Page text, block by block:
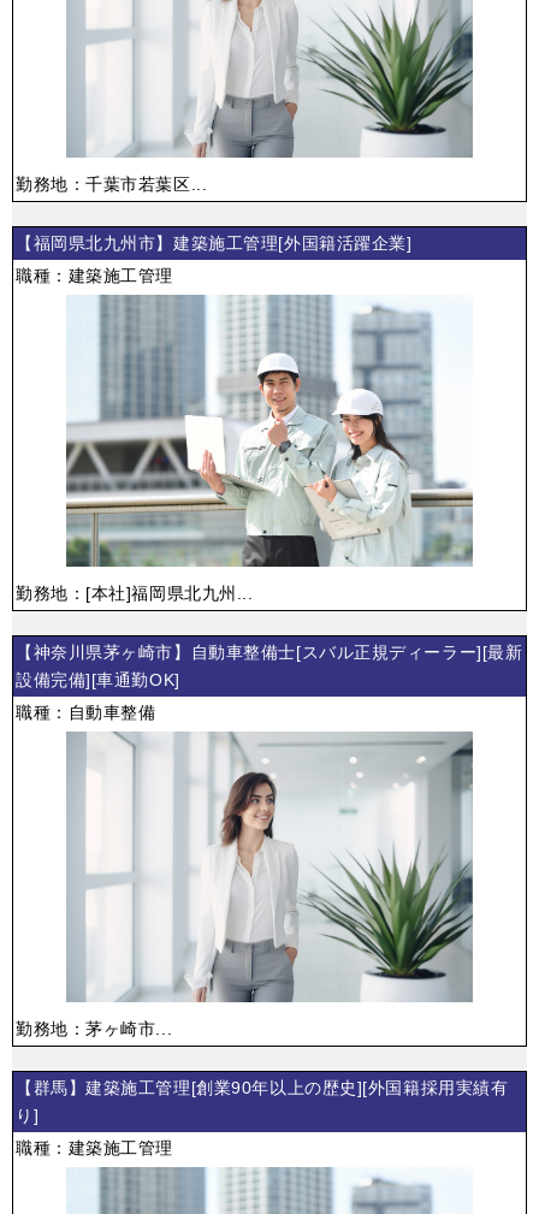
勤務地：千葉市若葉区...
【福岡県北九州市】建築施工管理[外国籍活躍企業]
職種：建築施工管理
勤務地：[本社]福岡県北九州...
【神奈川県茅ヶ崎市】自動車整備士[スバル正規ディーラー][最新
設備完備][車通勤OK]
職種：自動車整備
勤務地：茅ヶ崎市...
【群馬】建築施工管理[創業90年以上の歴史][外国籍採用実績有
り]
職種：建築施工管理